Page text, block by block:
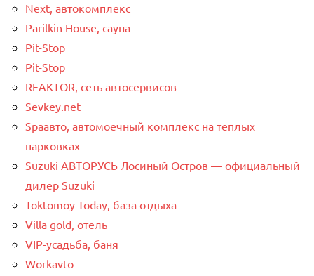
Next, автокомплекс
Parilkin House, сауна
Pit-Stop
Pit-Stop
REAKTOR, сеть автосервисов
Sevkey.net
Spaавто, автомоечный комплекс на теплых
парковках
Suzuki АВТОРУСЬ Лосиный Остров — официальный
дилер Suzuki
Toktomoy Today, база отдыха
Villa gold, отель
VIP-усадьба, баня
Workavto